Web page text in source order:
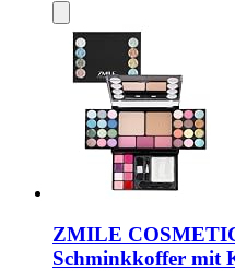
ZMILE
Schminkkoffer mit